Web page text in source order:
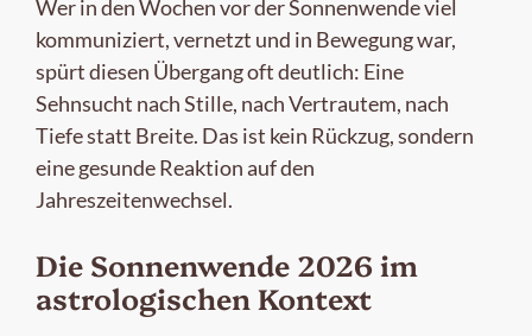
Wer in den Wochen vor der Sonnenwende viel
kommuniziert, vernetzt und in Bewegung war,
spürt diesen Übergang oft deutlich: Eine
Sehnsucht nach Stille, nach Vertrautem, nach
Tiefe statt Breite. Das ist kein Rückzug, sondern
eine gesunde Reaktion auf den
Jahreszeitenwechsel.
Die Sonnenwende 2026 im
astrologischen Kontext